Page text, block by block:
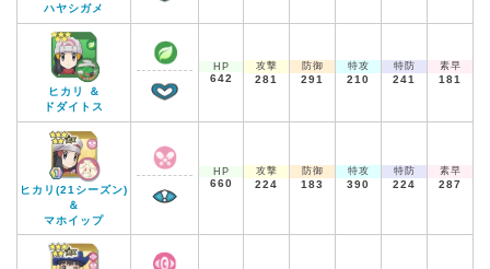
ハヤシガメ
ヒカリ ＆
ドダイトス
HP
642
攻撃
281
防御
291
特攻
210
特防
241
素早
181
ヒカリ(21シーズン)
＆
マホイップ
HP
660
攻撃
224
防御
183
特攻
390
特防
224
素早
287